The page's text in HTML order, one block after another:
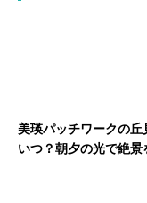
美瑛パッチワークの丘
いつ？朝夕の光で絶景